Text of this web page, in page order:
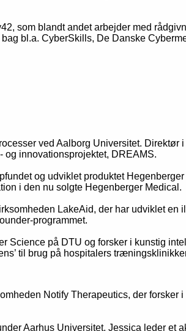
som blandt andet arbejder med
bl.a. CyberSkills, De Danske
ved Aalborg Universitet. Direktør
og innovationsprojektet, DREAMS.
og udviklet produktet
i den nu solgte Hegenberger Medical.
LakeAid, der har udviklet
programmet.
Science på DTU og forsker i kunstig
til brug på hospitalers
Notify Therapeutics, der
Aarhus Universitet. Jessica leder et